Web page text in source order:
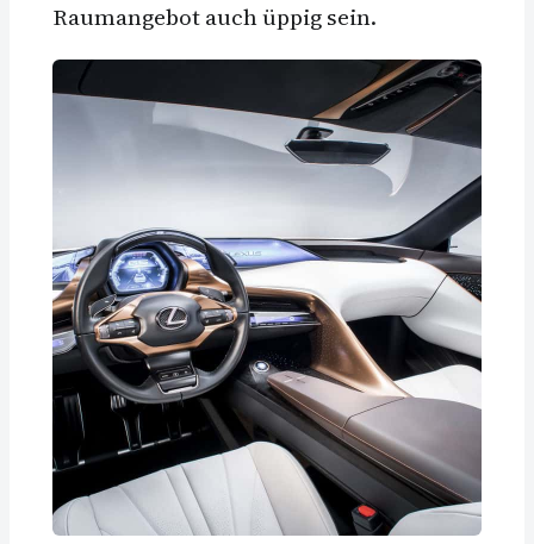
Raumangebot auch üppig sein.